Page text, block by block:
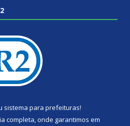
sistema para prefeituras!
completa, onde garantimos em